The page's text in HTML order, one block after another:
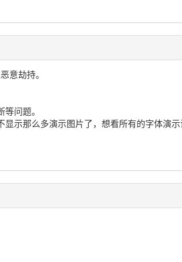
意劫持。
问题。
示那么多演示图片了，想看所有的字体演示